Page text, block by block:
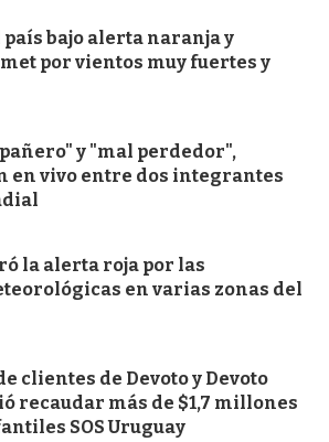
país bajo alerta naranja y
por vientos muy fuertes y
y "mal perdedor",
en vivo entre dos integrantes
la alerta roja por las
en varias zonas del
clientes de Devoto y Devoto
recaudar más de $1,7 millones
SOS Uruguay